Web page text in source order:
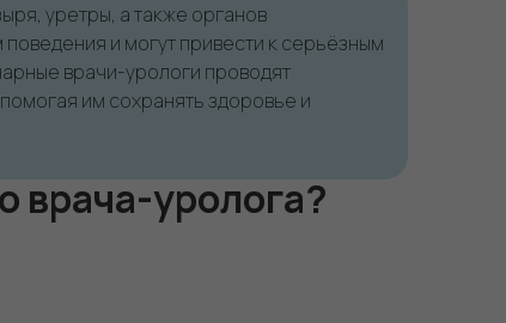
уретры, а также органов
и могут привести к серьёзным
врачи-урологи проводят
им сохранять здоровье и
врача-уролога?